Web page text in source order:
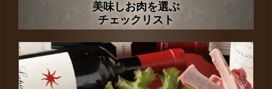
美味しお肉を選ぶ
チェックリスト